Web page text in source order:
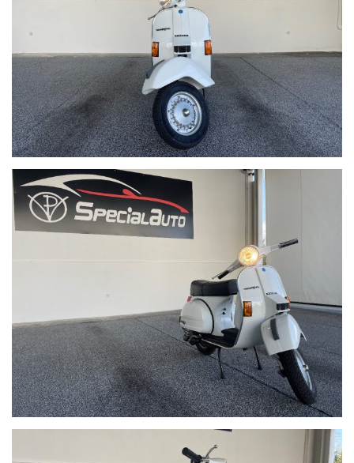
In auto: Dall'asse mediano, direzione Lago patria, prendere
l'uscita Giugliano/Parete/Villaricca , girare a sinistra e proseguire
per via pigna 58.
In treno: La stazione più comoda è quella di Aversa.
Distanti pochi km dall'aereoporto di Capodichino
Distanti pochi km dal porto
Su Google Maps cerca: SPECIAL AUTO di Pianese Vincenzo
sul nostro sito trovi tante foto